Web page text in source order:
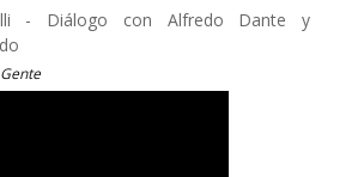
- Diálogo con Alfredo Dante y